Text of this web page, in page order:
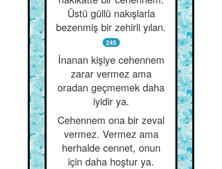
Üstü güllü nakışlarla
bezenmiş bir zehirli yılan.
245
İnanan kişiye cehennem
zarar vermez ama
oradan geçmemek daha
iyidir ya.
Cehennem ona bir zeval
vermez. Vermez ama
herhalde cennet, onun
için daha hoştur ya.